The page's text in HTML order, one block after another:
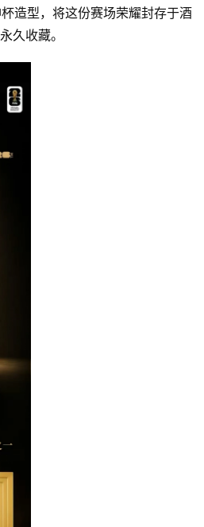
造型，将这份赛场荣耀封存于酒
久收藏。